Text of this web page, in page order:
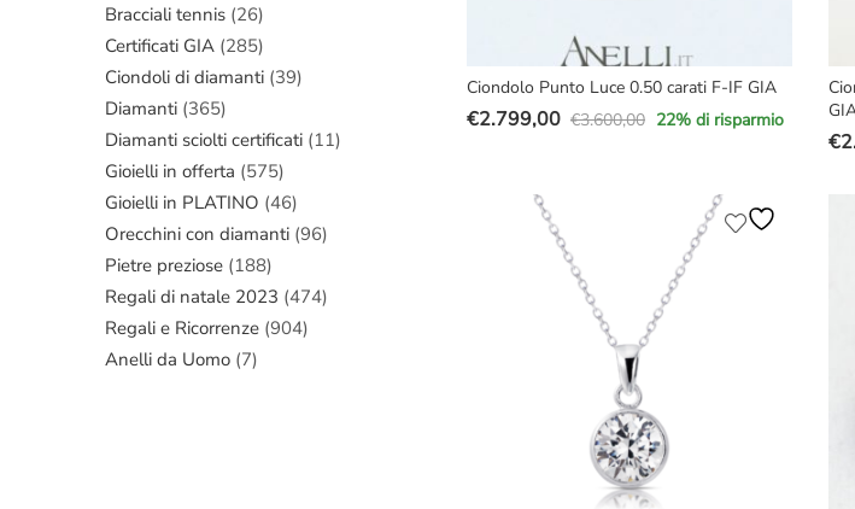
Ciondolo Punto Luce 0.50 carati F-IF GIA
€3.600,00
Il
originale
€3.600,00.
€2.799,00
Il
€2.799,00.
22% di risparmio
Il
€
Il
Bracciali tennis (26)
Certificati GIA (285)
Ciondoli di diamanti (39)
Diamanti (365)
Diamanti sciolti certificati (11)
Gioielli in offerta (575)
Gioielli in PLATINO (46)
Orecchini con diamanti (96)
Pietre preziose (188)
Regali di natale 2023 (474)
Regali e Ricorrenze (904)
Anelli da Uomo (7)